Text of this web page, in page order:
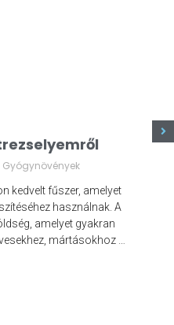
Gyógynövények
kedvelt fűszer, amelyet
használnak. A
amelyet gyakran
mártásokhoz …